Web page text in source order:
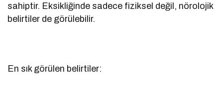
sahiptir. Eksikliğinde sadece fiziksel değil, nörolojik
belirtiler de görülebilir.
En sık görülen belirtiler: